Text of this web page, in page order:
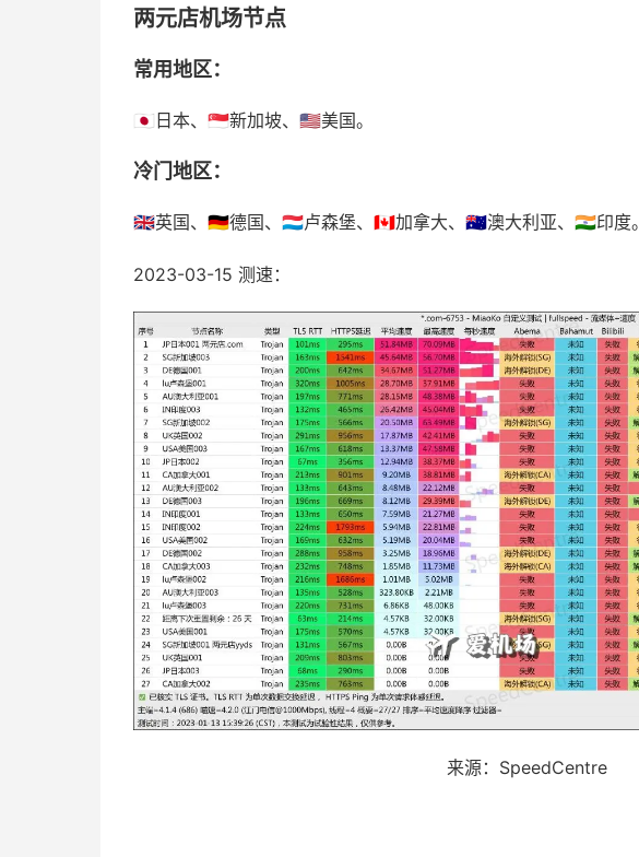
两元店机场节点
常用地区：
🇯🇵日本、🇸🇬新加坡、🇺🇸美国。
冷门地区：
🇬🇧英国、🇩🇪德国、🇱🇺卢森堡、🇨🇦加拿大、🇦🇺澳大利亚、🇮🇳印度。
2023-03-15 测速：
来源：SpeedCentre